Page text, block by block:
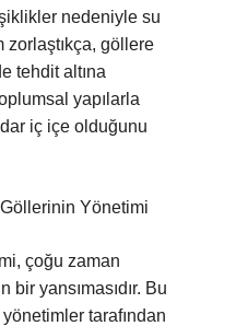
nedeniyle su
zorlaştıkça, göllere
tehdit altına
yapılarla
iç içe olduğunu
Yönetimi
çoğu zaman
yansımasıdır. Bu
tarafından